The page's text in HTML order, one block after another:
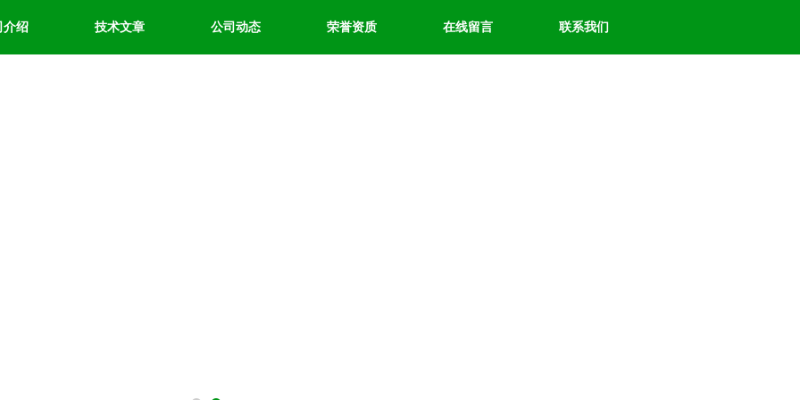
介绍 技术文章 公司动态 荣誉资质 在线留言 联系我们